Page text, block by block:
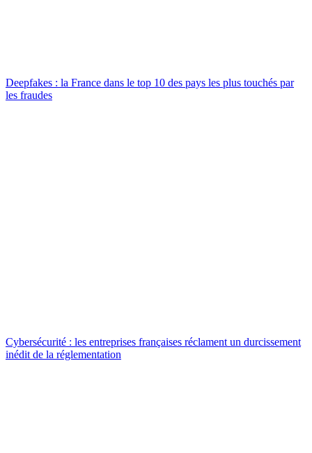
Deepfakes : la France dans le top 10 des pays les plus touchés par
les fraudes
Cybersécurité : les entreprises françaises réclament un durcissement
inédit de la réglementation